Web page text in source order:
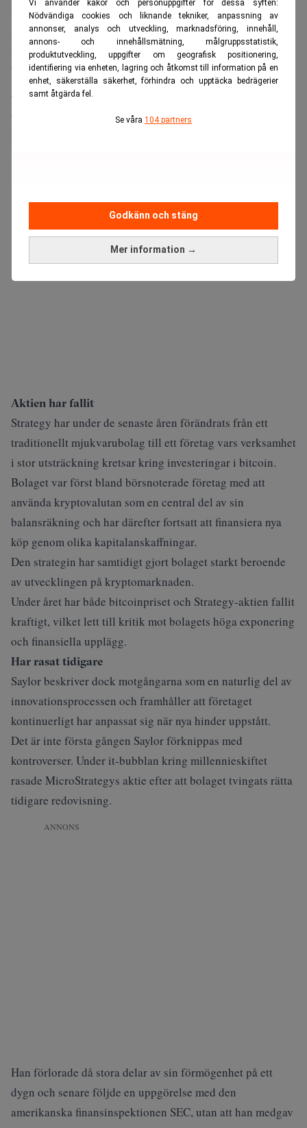
Vi använder kakor och personuppgifter för dessa syften:
Nödvändiga cookies och liknande tekniker, anpassning av
annonser, analys och utveckling, marknadsföring, innehåll,
annons- och innehållsmätning, målgruppsstatistik,
produktutveckling, uppgifter om geografisk positionering,
identifiering via enheten, lagring och åtkomst till information på en
enhet, säkerställa säkerhet, förhindra och upptäcka bedrägerier
samt åtgärda fel.
Se våra 104 partners
Mer information →
Godkänn och stäng
Han menar att AI främsta värde inte ligger i att
automatisera rutinuppgifter utan i att hjälpa människor att
utveckla idéer som tidigare inte varit möjliga.
”Du vill inte lära dig hur man gör saker som AI:n kan
göra. Det du vill göra är att lära dig hur man ber AI:n att
podcasten Diary of a CEO.
Aktien har fallit
Strategy har under de senaste åren förändrats från ett
traditionellt mjukvarubolag till ett företag vars verksamhet
i stor utsträckning kretsar kring investeringar i bitcoin.
Bolaget var först bland börsnoterade företag med att
använda kryptovalutan som en central del av sin
balansräkning och har därefter fortsatt att finansiera nya
köp genom olika kapitalanskaffningar.
Den strategin har samtidigt gjort bolaget starkt beroende
av utvecklingen på kryptomarknaden.
Under året har både bitcoinpriset och Strategy-aktien fallit
kraftigt, vilket lett till kritik mot bolagets höga exponering
och finansiella upplägg.
Har rasat tidigare
Saylor beskriver dock motgångarna som en naturlig del av
innovationsprocessen och framhåller att företaget
kontinuerligt har anpassat sig när nya hinder uppstått.
Det är inte första gången Saylor förknippas med
kontroverser. Under it-bubblan kring millennieskiftet
rasade MicroStrategys aktie efter att bolaget tvingats rätta
tidigare redovisning.
ANNONS
Han förlorade då stora delar av sin förmögenhet på ett
dygn och senare följde en uppgörelse med den
amerikanska finansinspektionen SEC, utan att han medgav